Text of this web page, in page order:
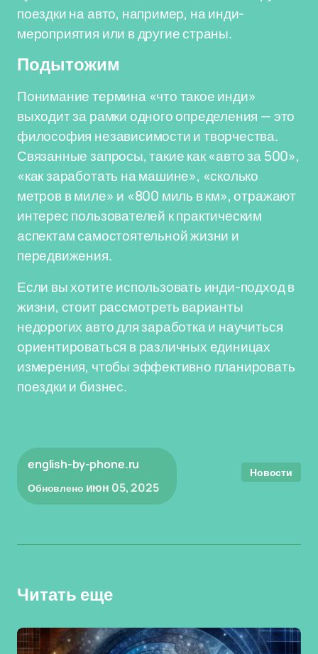
поездки на авто, например, на инди-
мероприятия или в другие страны.
Подытожим
Понимание термина «что такое инди»
выходит за рамки одного определения — это
философия независимости и творчества.
Связанные запросы, такие как «авто за 500»,
«как заработать на машине», «сколько
метров в миле» и «800 миль в км», отражают
интерес пользователей к практическим
аспектам самостоятельной жизни и
передвижения.
Если вы хотите использовать инди-подход в
жизни, стоит рассмотреть варианты
недорогих авто для заработка и научиться
ориентироваться в различных единицах
измерения, чтобы эффективно планировать
поездки и бизнес.
english-by-phone.ru
Обновлено июн 05, 2025
Новости
Читать еще